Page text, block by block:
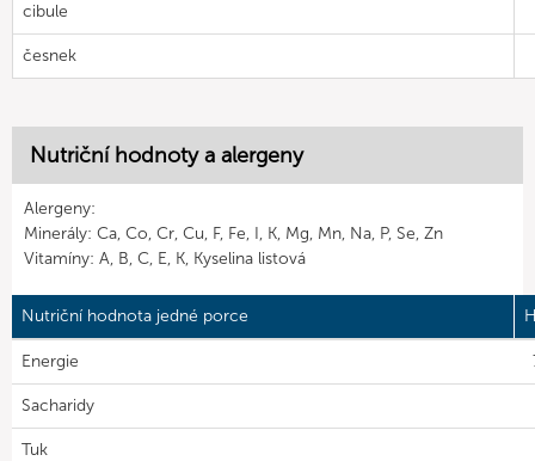
cibule
česnek
Nutriční hodnoty a alergeny
Alergeny:
Minerály: Ca, Co, Cr, Cu, F, Fe, I, K, Mg, Mn, Na, P, Se, Zn
Vitamíny: A, B, C, E, K, Kyselina listová
Nutriční hodnota jedné porce
Energie
Sacharidy
Tuk